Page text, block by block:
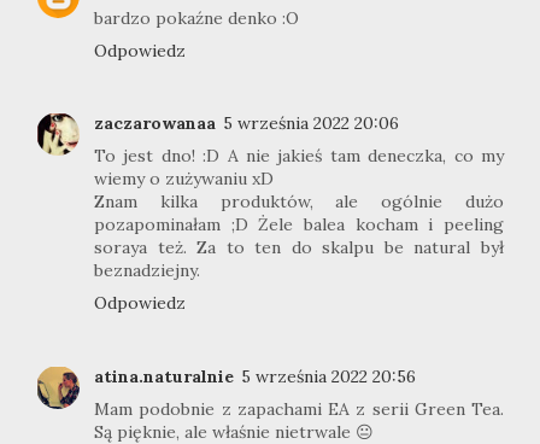
bardzo pokaźne denko :O
Odpowiedz
zaczarowanaa 5 września 2022 20:06
To jest dno! :D A nie jakieś tam deneczka, co my
wiemy o zużywaniu xD
Znam kilka produktów, ale ogólnie dużo
pozapominałam ;D Żele balea kocham i peeling
soraya też. Za to ten do skalpu be natural był
beznadziejny.
Odpowiedz
atina.naturalnie 5 września 2022 20:56
Mam podobnie z zapachami EA z serii Green Tea.
Są pięknie, ale właśnie nietrwale 😐